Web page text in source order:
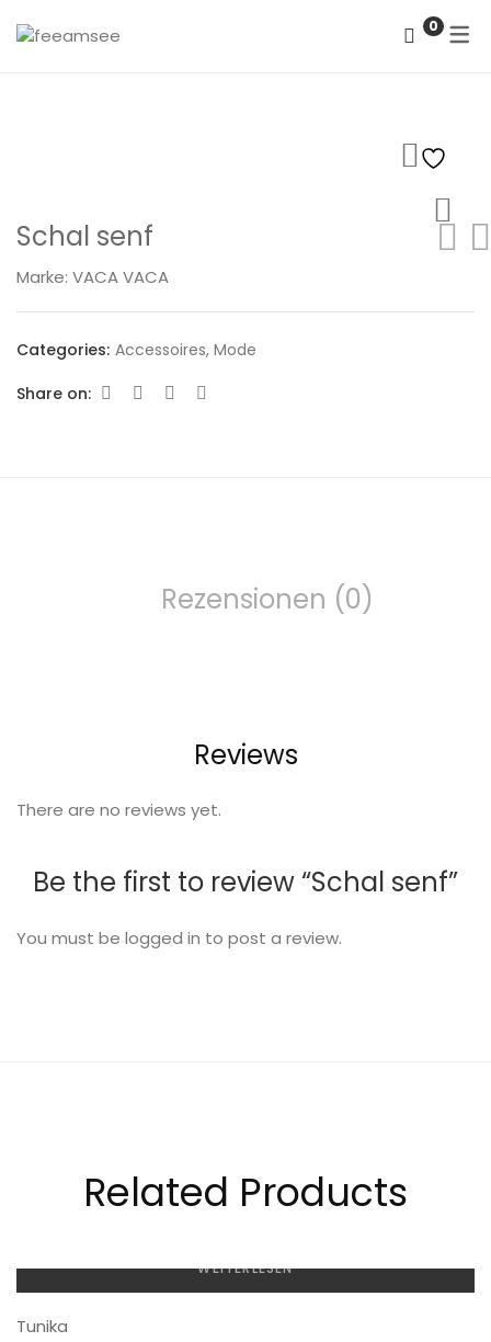
0
Schal senf
Marke: VACA VACA
Categories: Accessoires, Mode
Share on:
Rezensionen (0)
Reviews
There are no reviews yet.
Be the first to review “Schal senf”
You must be logged in to post a review.
Related Products
WEITERLESEN
Tunika